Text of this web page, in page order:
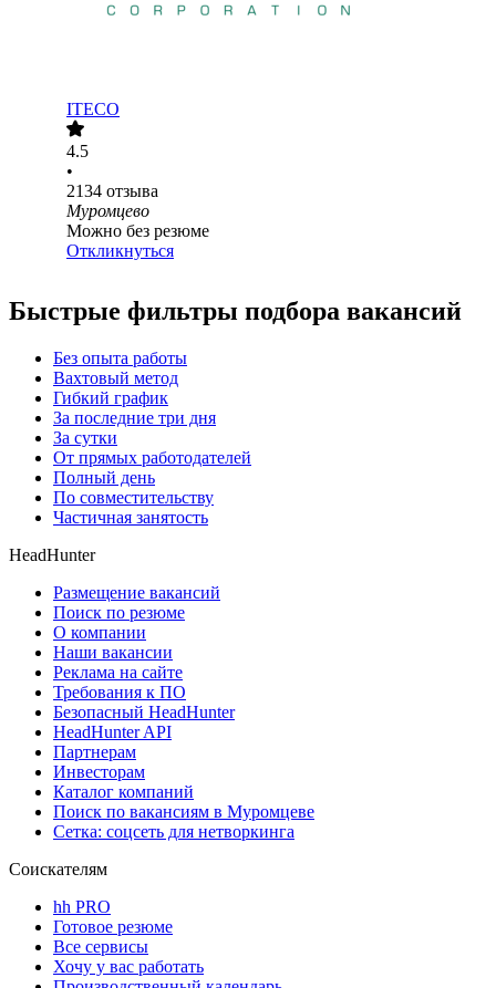
ITECO
4.5
•
2134 отзыва
Муромцево
Можно без резюме
Откликнуться
Быстрые фильтры подбора вакансий
Без опыта работы
Вахтовый метод
Гибкий график
За последние три дня
За сутки
От прямых работодателей
Полный день
По совместительству
Частичная занятость
HeadHunter
Размещение вакансий
Поиск по резюме
О компании
Наши вакансии
Реклама на сайте
Требования к ПО
Безопасный HeadHunter
HeadHunter API
Партнерам
Инвесторам
Каталог компаний
Поиск по вакансиям в Муромцеве
Сетка: соцсеть для нетворкинга
Соискателям
hh PRO
Готовое резюме
Все сервисы
Хочу у вас работать